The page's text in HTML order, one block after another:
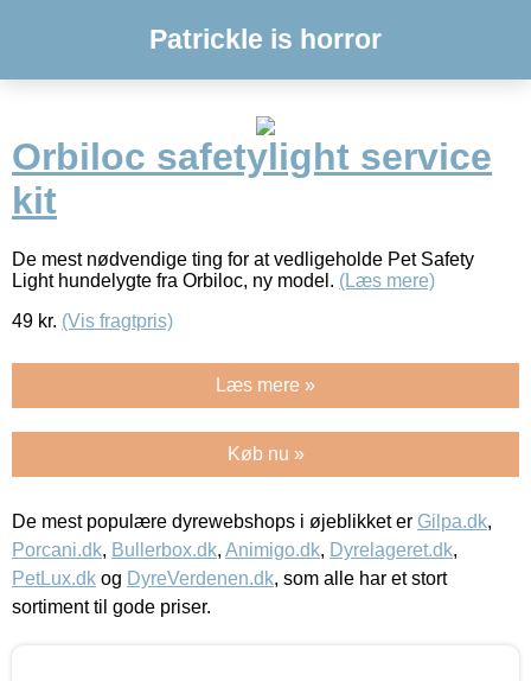
Patrickle is horror
Orbiloc safetylight service
kit
De mest nødvendige ting for at vedligeholde Pet Safety
Light hundelygte fra Orbiloc, ny model. (Læs mere)
49 kr. (Vis fragtpris)
Læs mere »
Køb nu »
De mest populære dyrewebshops i øjeblikket er Gilpa.dk,
Porcani.dk, Bullerbox.dk, Animigo.dk, Dyrelageret.dk,
PetLux.dk og DyreVerdenen.dk, som alle har et stort
sortiment til gode priser.